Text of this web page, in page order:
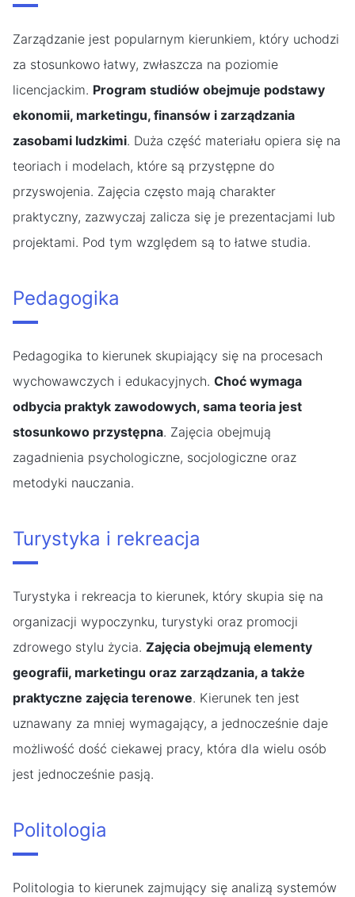
Zarządzanie jest popularnym kierunkiem, który uchodzi
za stosunkowo łatwy, zwłaszcza na poziomie
licencjackim. Program studiów obejmuje podstawy
ekonomii, marketingu, finansów i zarządzania
zasobami ludzkimi. Duża część materiału opiera się na
teoriach i modelach, które są przystępne do
przyswojenia. Zajęcia często mają charakter
praktyczny, zazwyczaj zalicza się je prezentacjami lub
projektami. Pod tym względem są to łatwe studia.
Pedagogika
Pedagogika to kierunek skupiający się na procesach
wychowawczych i edukacyjnych. Choć wymaga
odbycia praktyk zawodowych, sama teoria jest
stosunkowo przystępna. Zajęcia obejmują
zagadnienia psychologiczne, socjologiczne oraz
metodyki nauczania.
Turystyka i rekreacja
Turystyka i rekreacja to kierunek, który skupia się na
organizacji wypoczynku, turystyki oraz promocji
zdrowego stylu życia. Zajęcia obejmują elementy
geografii, marketingu oraz zarządzania, a także
praktyczne zajęcia terenowe. Kierunek ten jest
uznawany za mniej wymagający, a jednocześnie daje
możliwość dość ciekawej pracy, która dla wielu osób
jest jednocześnie pasją.
Politologia
Politologia to kierunek zajmujący się analizą systemów